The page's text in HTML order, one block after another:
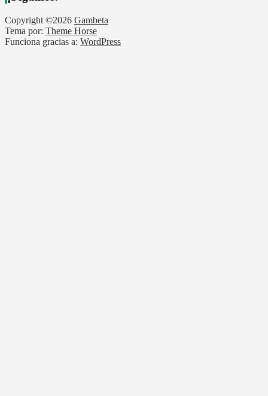
Copyright ©2026 Gambeta
Tema por: Theme Horse
Funciona gracias a: WordPress